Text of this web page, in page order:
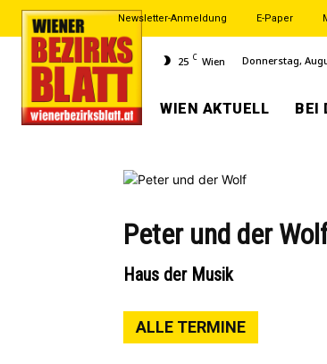
Newsletter-Anmeldung E-Paper
25 C Wien Donnerstag,
WIEN AKTUELL BEI
Peter und der
Haus der Musik
ALLE TERMINE